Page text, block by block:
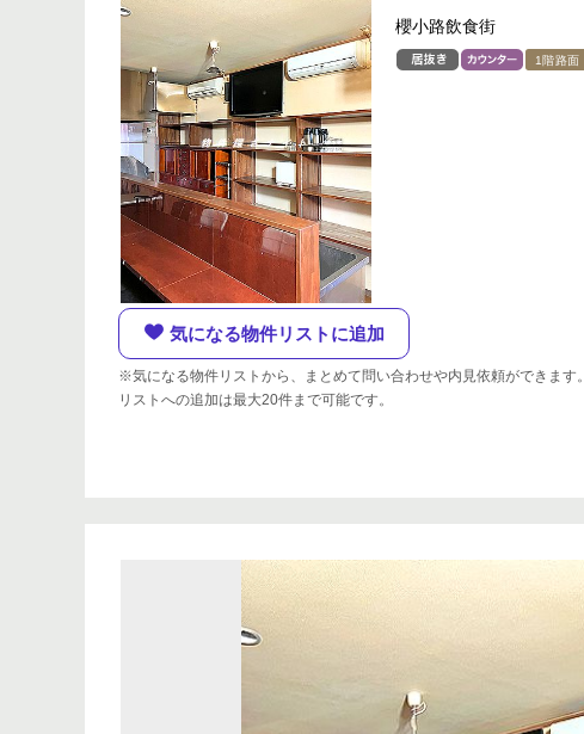
櫻小路飲食街
気になる物件リストに追加
※気になる物件リストから、まとめて問い合わせや内見依頼ができます。
リストへの追加は最大20件まで可能です。